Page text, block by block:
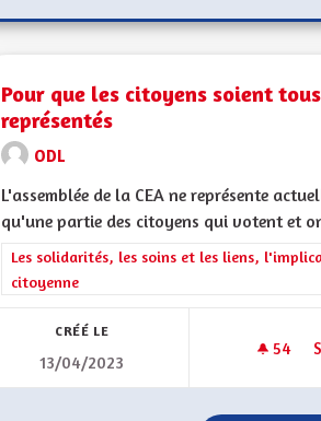
Pour que les citoyens soient tous
représentés
ODL
L'assemblée de la CEA ne représente
qu'une partie des citoyens qui votent et
Filtrer les résultats de la catégorie : Les
Les solidarités, les soins et les liens,
citoyenne
CRÉÉ LE
13/04/2023
54